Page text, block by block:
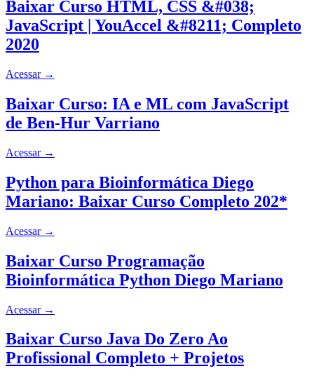
Baixar Curso HTML, CSS &#038;
JavaScript | YouAccel &#8211; Completo
2020
Acessar →
Baixar Curso: IA e ML com JavaScript
de Ben-Hur Varriano
Acessar →
Python para Bioinformática Diego
Mariano: Baixar Curso Completo 202*
Acessar →
Baixar Curso Programação
Bioinformática Python Diego Mariano
Acessar →
Baixar Curso Java Do Zero Ao
Profissional Completo + Projetos